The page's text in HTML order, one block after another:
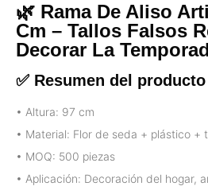
🌿 Rama De Aliso
Cm – Tallos Falsos
Decorar La
✅ Resumen del producto
• Altura: 97 cm
• Material: Flor de seda + plástico +
• MOQ: 500 piezas
• Aplicación: Decoración del hogar,